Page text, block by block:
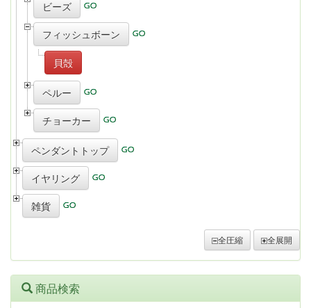
ビーズ
フィッシュボーン
貝殻
ペルー
チョーカー
ペンダントトップ
イヤリング
雑貨
全圧縮 全展開
商品検索